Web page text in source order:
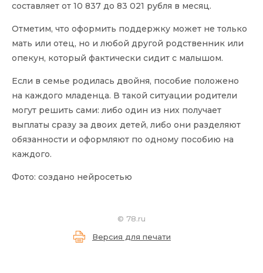
составляет от 10 837 до 83 021 рубля в месяц.
Отметим, что оформить поддержку может не только
мать или отец, но и любой другой родственник или
опекун, который фактически сидит с малышом.
Если в семье родилась двойня, пособие положено
на каждого младенца. В такой ситуации родители
могут решить сами: либо один из них получает
выплаты сразу за двоих детей, либо они разделяют
обязанности и оформляют по одному пособию на
каждого.
Фото: создано нейросетью
© 78.ru
Версия для печати